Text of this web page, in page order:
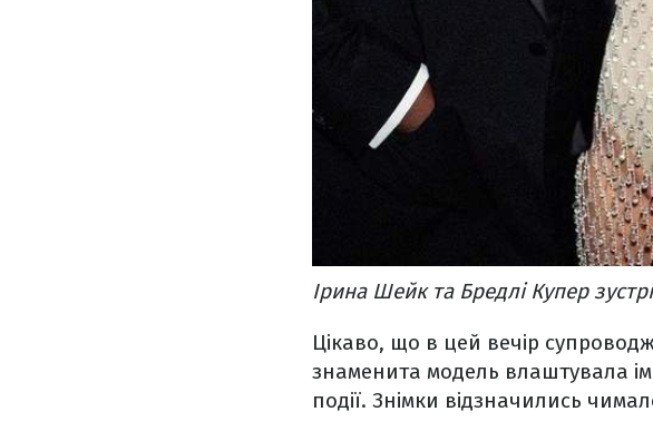
Ірина Шейк та Бредлі Купер
Цікаво, що в цей вечір
знаменита модель влаштувала
події. Знімки відзначились